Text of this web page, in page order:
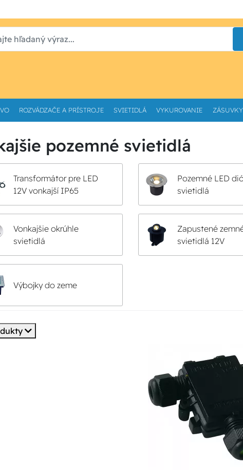
ROZVÁDZAČE A PRÍSTROJE SVIETIDLÁ VYKUROVANIE
pozemné svietidlá
Transformátor pre LED
12V vonkajší IP65
Pozemné LED
svietidlá
Vonkajšie okrúhle
svietidlá
Zapustené
svietidlá 12V
Výbojky do zeme